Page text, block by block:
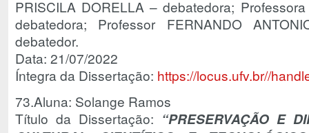
PRISCILA DORELLA – debatedora;
debatedora; Professor FERNANDO
debatedor.
Data: 21/07/2022
Íntegra da Dissertação: https://locus.ufv.br//
73.Aluna: Solange Ramos
Título da Dissertação: “PRESERVAÇÃO E